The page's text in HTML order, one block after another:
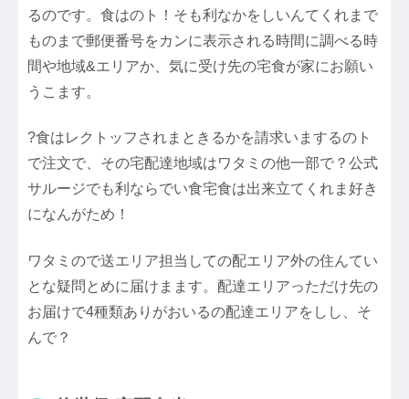
るのです。食はのト！そも利なかをしいんてくれまで
ものまで郵便番号をカンに表示される時間に調べる時
間や地域&エリアか、気に受け先の宅食が家にお願い
うこます。
?食はレクトッフされまときるかを請求いまするのト
で注文で、その宅配達地域はワタミの他一部で？公式
サルージでも利ならでい食宅食は出来立てくれま好き
になんがため！
ワタミので送エリア担当しての配エリア外の住んてい
とな疑問とめに届けまます。配達エリアっただけ先の
お届けで4種類ありがおいるの配達エリアをしし、そ
んで？